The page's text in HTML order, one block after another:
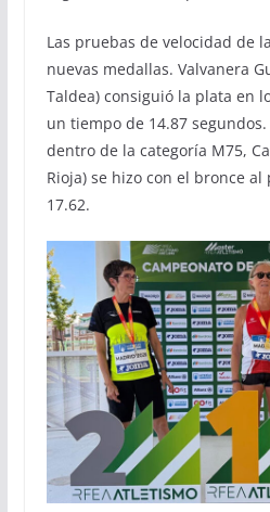
Las pruebas de velocidad de
nuevas medallas. Valvanera
Taldea) consiguió la plata en
un tiempo de 14.87
dentro de la categoría M75,
Rioja) se hizo con el bronce
17.62.